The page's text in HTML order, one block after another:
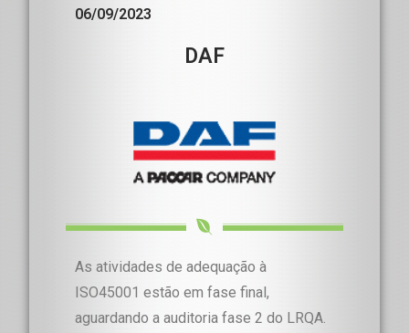
06/09/2023
DAF
As atividades de adequação à
ISO45001 estão em fase final,
aguardando a auditoria fase 2 do LRQA.